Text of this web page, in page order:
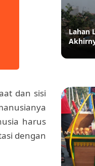
dan sisi
harus
dengan
Kapan Nama
Lahan